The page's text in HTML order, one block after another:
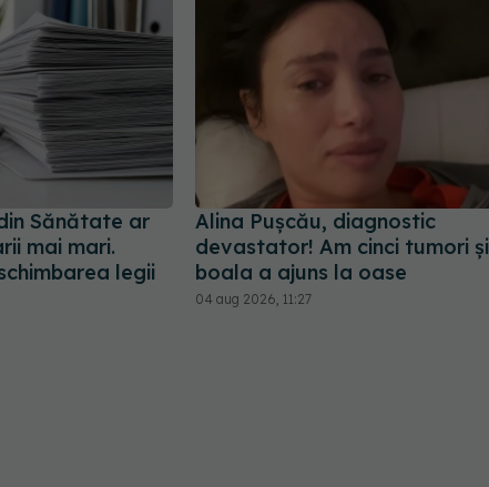
Sănătate ar
mai mari.
legii
Alina Pușcău, diagnostic
devastator! Am cinci tumori și
boala a ajuns la oase
04 aug 2026, 11:27